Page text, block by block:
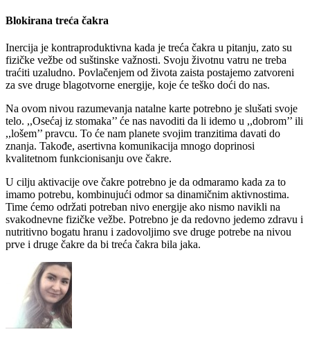
Blokirana treća čakra
Inercija je kontraproduktivna kada je treća čakra u pitanju, zato su
fizičke vežbe od suštinske važnosti. Svoju životnu vatru ne treba
traćiti uzaludno. Povlačenjem od života zaista postajemo zatvoreni
za sve druge blagotvorne energije, koje će teško doći do nas.
Na ovom nivou razumevanja natalne karte potrebno je slušati svoje
telo. ,,Osećaj iz stomaka’’ će nas navoditi da li idemo u ,,dobrom’’ ili
,,lošem’’ pravcu. To će nam planete svojim tranzitima davati do
znanja. Takođe, asertivna komunikacija mnogo doprinosi
kvalitetnom funkcionisanju ove čakre.
U cilju aktivacije ove čakre potrebno je da odmaramo kada za to
imamo potrebu, kombinujući odmor sa dinamičnim aktivnostima.
Time ćemo održati potreban nivo energije ako nismo navikli na
svakodnevne fizičke vežbe. Potrebno je da redovno jedemo zdravu i
nutritivno bogatu hranu i zadovoljimo sve druge potrebe na nivou
prve i druge čakre da bi treća čakra bila jaka.